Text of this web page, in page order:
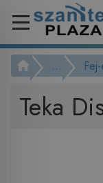
...
Teka